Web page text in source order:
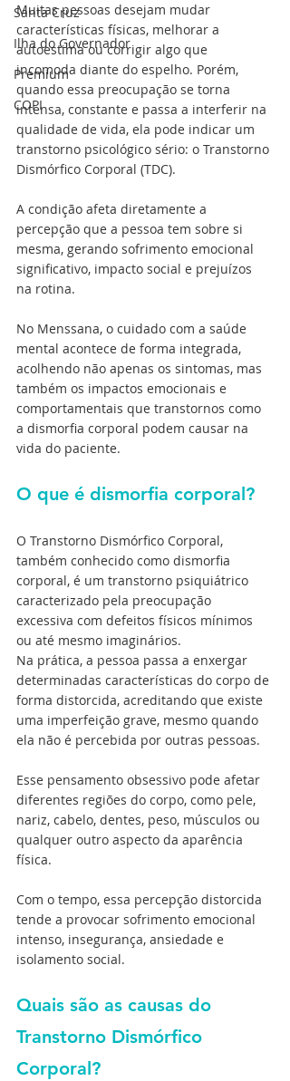
Santa Cruz
Ilha do Governador
Premium
COPI
Muitas pessoas desejam mudar
características físicas, melhorar a
autoestima ou corrigir algo que
incomoda diante do espelho. Porém,
quando essa preocupação se torna
intensa, constante e passa a interferir na
qualidade de vida, ela pode indicar um
transtorno psicológico sério: o Transtorno
Dismórfico Corporal (TDC).
A condição afeta diretamente a
percepção que a pessoa tem sobre si
mesma, gerando sofrimento emocional
significativo, impacto social e prejuízos
na rotina.
No Menssana, o cuidado com a saúde
mental acontece de forma integrada,
acolhendo não apenas os sintomas, mas
também os impactos emocionais e
comportamentais que transtornos como
a dismorfia corporal podem causar na
vida do paciente.
O que é dismorfia corporal?
O Transtorno Dismórfico Corporal,
também conhecido como dismorfia
corporal, é um transtorno psiquiátrico
caracterizado pela preocupação
excessiva com defeitos físicos mínimos
ou até mesmo imaginários.
Na prática, a pessoa passa a enxergar
determinadas características do corpo de
forma distorcida, acreditando que existe
uma imperfeição grave, mesmo quando
ela não é percebida por outras pessoas.
Esse pensamento obsessivo pode afetar
diferentes regiões do corpo, como pele,
nariz, cabelo, dentes, peso, músculos ou
qualquer outro aspecto da aparência
física.
Com o tempo, essa percepção distorcida
tende a provocar sofrimento emocional
intenso, insegurança, ansiedade e
isolamento social.
Quais são as causas do
Transtorno Dismórfico
Corporal?